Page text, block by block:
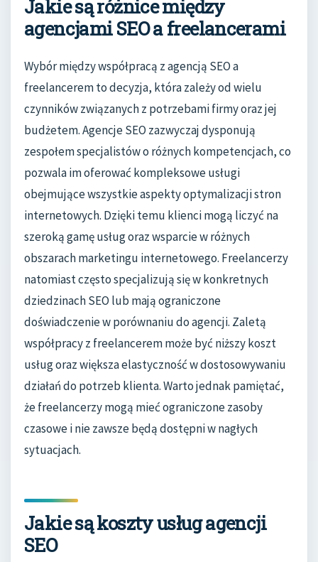
Jakie są różnice między
agencjami SEO a freelancerami
Wybór między współpracą z agencją SEO a
freelancerem to decyzja, która zależy od wielu
czynników związanych z potrzebami firmy oraz jej
budżetem. Agencje SEO zazwyczaj dysponują
zespołem specjalistów o różnych kompetencjach, co
pozwala im oferować kompleksowe usługi
obejmujące wszystkie aspekty optymalizacji stron
internetowych. Dzięki temu klienci mogą liczyć na
szeroką gamę usług oraz wsparcie w różnych
obszarach marketingu internetowego. Freelancerzy
natomiast często specjalizują się w konkretnych
dziedzinach SEO lub mają ograniczone
doświadczenie w porównaniu do agencji. Zaletą
współpracy z freelancerem może być niższy koszt
usług oraz większa elastyczność w dostosowywaniu
działań do potrzeb klienta. Warto jednak pamiętać,
że freelancerzy mogą mieć ograniczone zasoby
czasowe i nie zawsze będą dostępni w nagłych
sytuacjach.
Jakie są koszty usług agencji
SEO